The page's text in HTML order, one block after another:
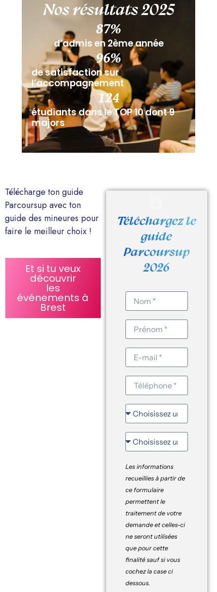
Nos résultats 2025
d’admis en 2ème année
87%
de satisfaction sur
l’accompagnement
96%
étudiants dans le TOP 10 dont 9
majors
124
Télécharge ton guide
Parcoursup avec ton
guide des mineures pour
faire le meilleur choix !
Et si tu veux
découvrir
les
événements à
Brest
Téléchargez le
guide
Parcoursup
2026
Les informations
recueillies à partir de
ce formulaire
permettent le
traitement de votre
demande et celles-ci
ne seront utilisées
que pour cette
finalité sauf si vous
cochez la case ci
dessous.